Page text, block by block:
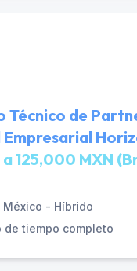
de
Empresarial
125,000 MXN
México - Híbrido
de tiempo completo